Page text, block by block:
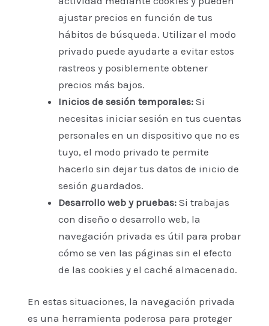
ajustar precios en función de tus
hábitos de búsqueda. Utilizar el modo
privado puede ayudarte a evitar estos
rastreos y posiblemente obtener
precios más bajos.
Inicios de sesión temporales:Si
necesitas iniciar sesión en tus cuentas
personales en un dispositivo que no es
tuyo, el modo privado te permite
hacerlo sin dejar tus datos de inicio de
sesión guardados.
Desarrollo web y pruebas:Si trabajas
con diseño o desarrollo web, la
navegación privada es útil para probar
cómo se ven las páginas sin el efecto
de las cookies y el caché almacenado.
En estas situaciones, la navegación privada
es una herramienta poderosa para proteger